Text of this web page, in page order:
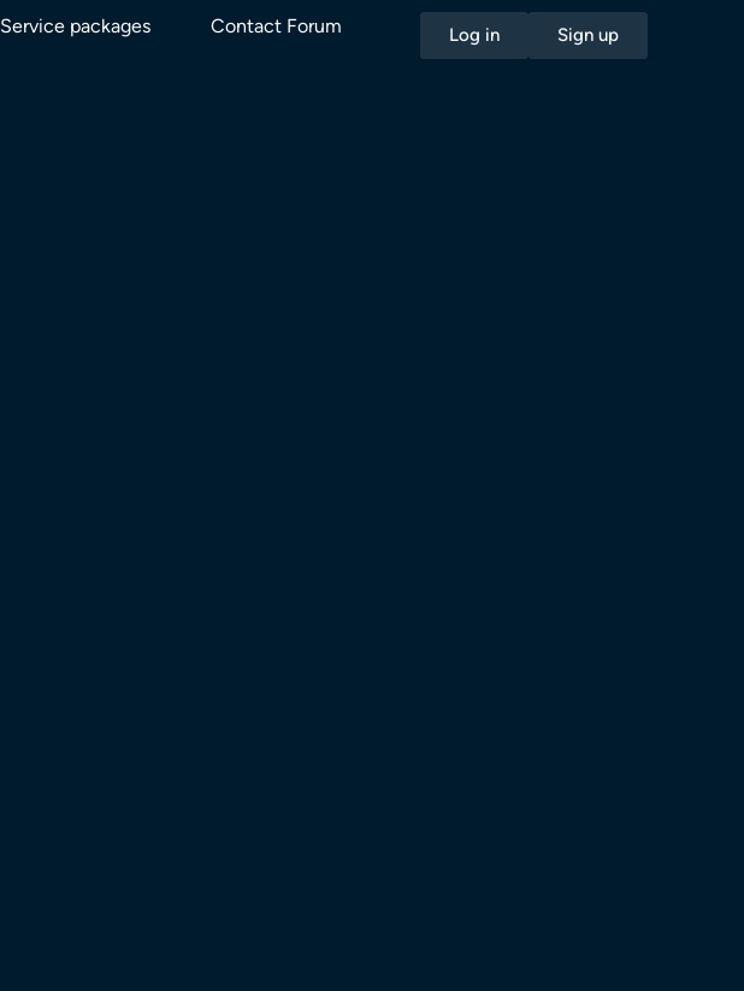
Service packages Contact Forum Log in Sign up